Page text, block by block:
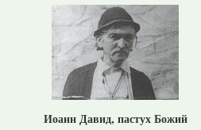
Иоанн Давид, пастух Божий